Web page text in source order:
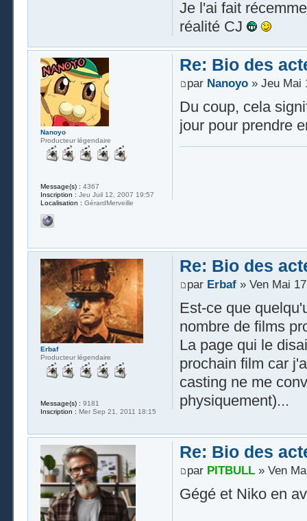
Je l'ai fait
réalité CJ
Re: Bio des
par Nanoyo» Jeu Mai
Du coup, cela
jour pour prendre
Nanoyo
Producteur légendaire
Message(s) : 4367
Inscription : Jeu Juil 12, 2007 19:57
Localisation : GérardMerveille
Re: Bio des
par Erbaf» Ven Mai
Est-ce que
nombre de films
La page qui le
prochain film car
casting ne me
physiquement)...
Erbaf
Producteur légendaire
Message(s) : 9181
Inscription : Mer Sep 21, 2011 18:15
Re: Bio des
par PITBULL» Ven
Gégé et Niko en